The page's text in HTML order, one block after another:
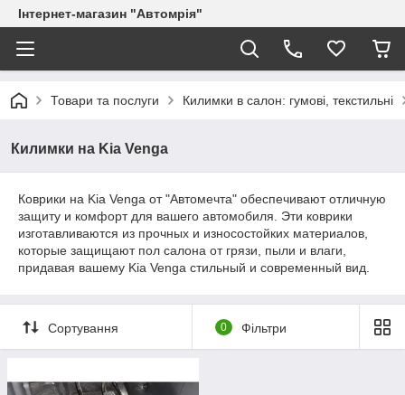
Інтернет-магазин "Автомрія"
Товари та послуги Килимки в салон: гумові, текстильні
Килимки на Kia Venga
Коврики на Kia Venga от "Автомечта" обеспечивают отличную
защиту и комфорт для вашего автомобиля. Эти коврики
изготавливаются из прочных и износостойких материалов,
которые защищают пол салона от грязи, пыли и влаги,
придавая вашему Kia Venga стильный и современный вид.
Сортування 0 Фільтри